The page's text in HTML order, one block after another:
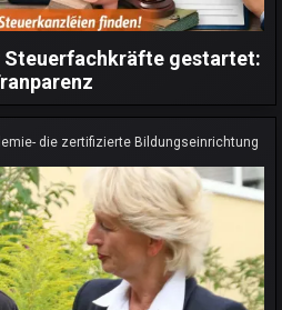
gestartet:
die zertifizierte Bildungseinrichtung